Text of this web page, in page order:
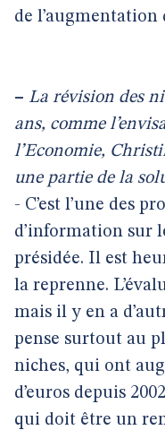
de l’augmentation
– La révision des
ans, comme
l’Economie,
une partie de la
- C’est l’une des
d’information sur
présidée. Il est
la reprenne.
mais il y en a
pense surtout au
niches, qui ont
d’euros depuis
qui doit être un